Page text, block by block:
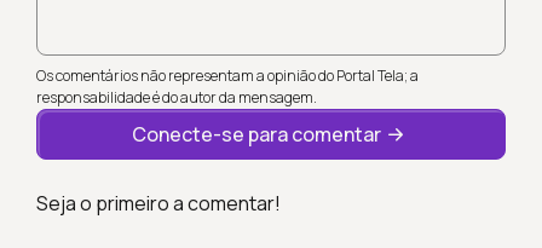
Os comentários não representam a opinião do Portal Tela; a
responsabilidade é do autor da mensagem.
Conecte-se para comentar
Seja o primeiro a comentar!